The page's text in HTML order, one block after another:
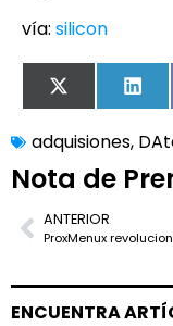
vía: silicon
X
(Twitter)
adquisiones,
Nota de
ANTERIOR
ENCUENTRA